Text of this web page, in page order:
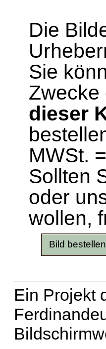
Die
Sie
Zwecke
dieser
MWSt.
Sollten
oder
wollen,
Ein Projekt